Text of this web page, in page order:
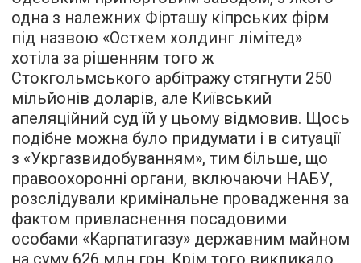
одна з належних Фірташу кіпрських фірм
під назвою «Остхем холдинг лімітед»
хотіла за рішенням того ж
Стокгольмського арбітражу стягнути 250
мільйонів доларів, але Київський
апеляційний суд їй у цьому відмовив. Щось
подібне можна було придумати і в ситуації
з «Укргазвидобуванням», тим більше, що
правоохоронні органи, включаючи НАБУ,
розслідували кримінальне провадження за
фактом привласнення посадовими
особами «Карпатигазу» державним майном
на суму 626 млн грн. Крім того викликало